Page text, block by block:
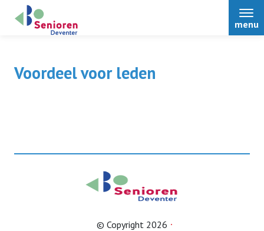
menu
Activiteiten
Voordeel voor leden
© Copyright 2026